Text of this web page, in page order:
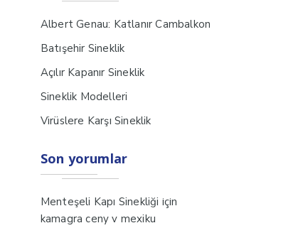
Albert Genau: Katlanır Cambalkon
Batışehir Sineklik
Açılır Kapanır Sineklik
Sineklik Modelleri
Virüslere Karşı Sineklik
Son yorumlar
Menteşeli Kapı Sinekliği için
kamagra ceny v mexiku